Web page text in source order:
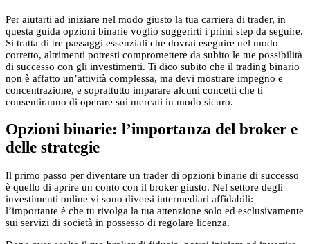
Per aiutarti ad iniziare nel modo giusto la tua carriera di trader, in
questa guida opzioni binarie voglio suggerirti i primi step da seguire.
Si tratta di tre passaggi essenziali che dovrai eseguire nel modo
corretto, altrimenti potresti compromettere da subito le tue possibilità
di successo con gli investimenti. Ti dico subito che il trading binario
non è affatto un’attività complessa, ma devi mostrare impegno e
concentrazione, e soprattutto imparare alcuni concetti che ti
consentiranno di operare sui mercati in modo sicuro.
Opzioni binarie: l’importanza del broker e
delle strategie
Il primo passo per diventare un trader di opzioni binarie di successo
è quello di aprire un conto con il broker giusto. Nel settore degli
investimenti online vi sono diversi intermediari affidabili:
l’importante è che tu rivolga la tua attenzione solo ed esclusivamente
sui servizi di società in possesso di regolare licenza.